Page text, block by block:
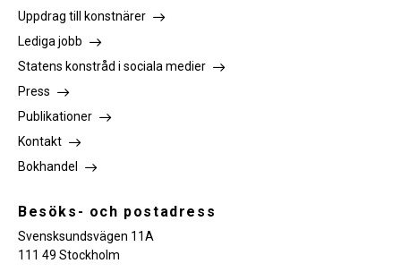
Uppdrag till konstnärer
Lediga jobb
Statens konstråd i sociala medier
Press
Publikationer
Kontakt
Bokhandel
Besöks- och postadress
Svensksundsvägen 11A
111 49 Stockholm